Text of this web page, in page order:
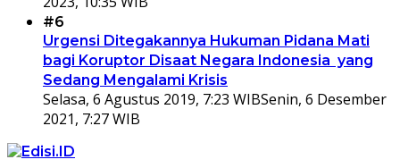
#6
Urgensi Ditegakannya Hukuman Pidana Mati
bagi Koruptor Disaat Negara Indonesia yang
Sedang Mengalami Krisis
Selasa, 6 Agustus 2019, 7:23 WIBSenin, 6 Desember
2021, 7:27 WIB